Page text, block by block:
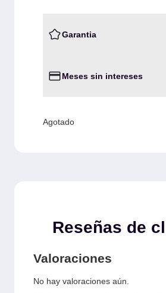
Garantia
Meses sin intereses
Agotado
Reseñas de
Valoraciones
No hay valoraciones aún.